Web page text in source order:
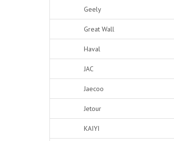
Geely
Great Wall
Haval
JAC
Jaecoo
Jetour
KAIYI